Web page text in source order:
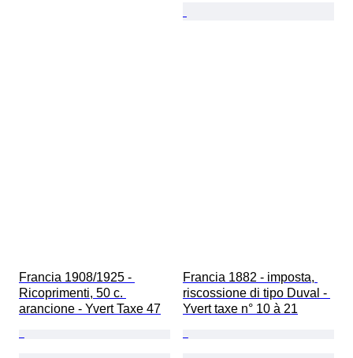
Francia 1908/1925 -
Ricoprimenti, 50 c.
arancione - Yvert Taxe 47
Francia 1882 - imposta,
riscossione di tipo Duval -
Yvert taxe n° 10 à 21